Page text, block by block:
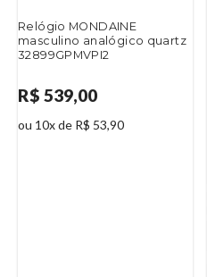
Relógio MONDAINE
masculino analógico quartz
32899GPMVPI2
R$ 539,00
ou 10x de R$ 53,90